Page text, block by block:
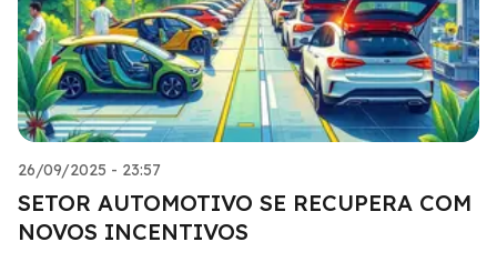
26/09/2025 - 23:57
SETOR AUTOMOTIVO SE RECUPERA COM
NOVOS INCENTIVOS